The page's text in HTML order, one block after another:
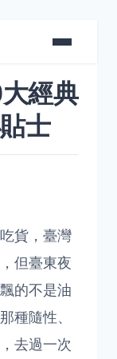
經典
士
貨，臺灣
但臺東夜
的不是油
種隨性、
去過一次